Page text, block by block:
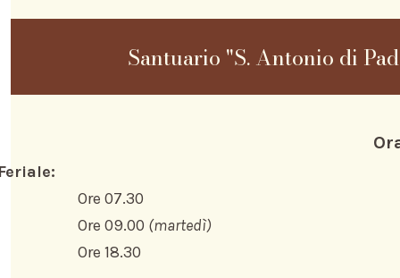
Santuario "S. Antonio di
07.30
09.00 (martedì)
18.30